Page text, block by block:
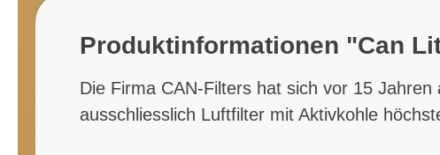
Produktinformationen "Can
Die Firma CAN-Filters hat sich vor 15
ausschliesslich Luftfilter mit Aktivkohle